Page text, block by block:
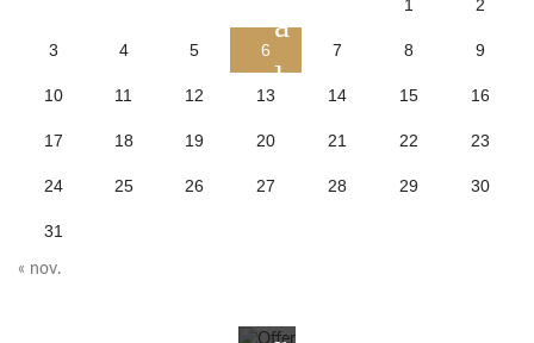
1 2
3 4 5 6 7 8 9
10 11 12 13 14 15 16
17 18 19 20 21 22 23
24 25 26 27 28 29 30
31
« nov.
a
l
O